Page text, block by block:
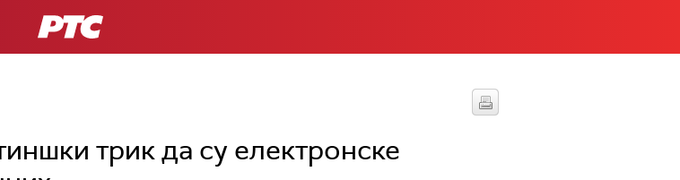
РТС
трик да су електронске